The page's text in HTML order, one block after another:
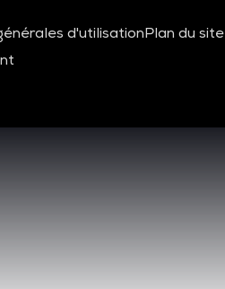
d'utilisationPlan du site